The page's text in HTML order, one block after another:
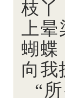
枝丫
上晕
蝴蝶
向我
“